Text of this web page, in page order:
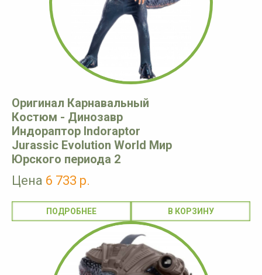
Оригинал Карнавальный
Костюм - Динозавр
Индораптор Indoraptor
Jurassic Evolution World Мир
Юрского периода 2
Цена 6 733 р.
ПОДРОБНЕЕ